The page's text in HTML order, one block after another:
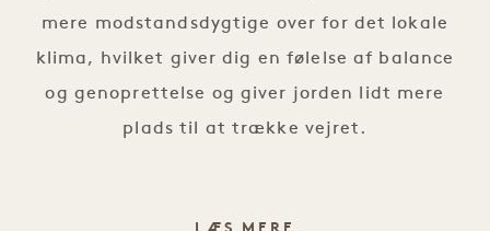
mere modstandsdygtige over for det lokale
klima, hvilket giver dig en følelse af balance
og genoprettelse og giver jorden lidt mere
plads til at trække vejret.